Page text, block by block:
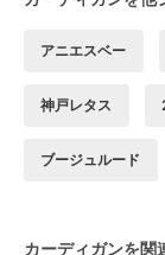
アニエスベー
神戸レタス
ブージュルード
カーディガンを関